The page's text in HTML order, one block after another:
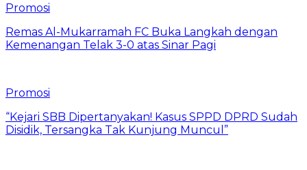
Promosi
Remas Al-Mukarramah FC Buka Langkah dengan
Kemenangan Telak 3-0 atas Sinar Pagi
Promosi
“Kejari SBB Dipertanyakan! Kasus SPPD DPRD Sudah
Disidik, Tersangka Tak Kunjung Muncul”